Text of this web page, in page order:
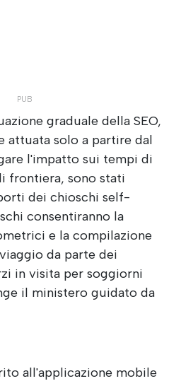
graduale della SEO,
attuata solo a partire dal
l'impatto sui tempi di
frontiera, sono stati
dei chioschi self-
consentiranno la
e la compilazione
da parte dei
in visita per soggiorni
il ministero guidato da
all'applicazione mobile